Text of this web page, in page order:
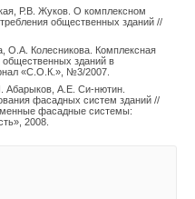
Р.В. Жуков. О комплексном
общественных зданий //
Колесникова. Комплексная
общественных зданий в
«С.О.К.», №3/2007.
А.Е. Си-нютин.
фасадных систем зданий //
фасадные системы:
2008.